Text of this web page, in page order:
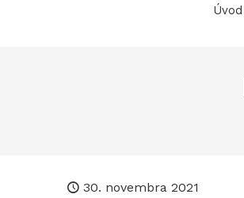
Úvod
30. novembra 2021